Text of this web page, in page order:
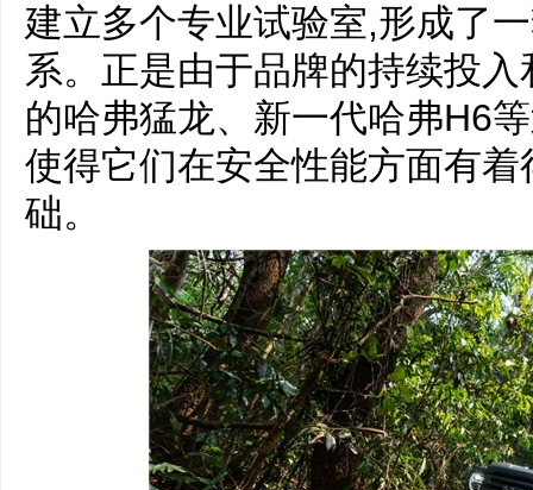
建立多个专业试验室,形成了
系。正是由于品牌的持续投
的哈弗猛龙、新一代哈弗H6
使得它们在安全性能方面有
础。